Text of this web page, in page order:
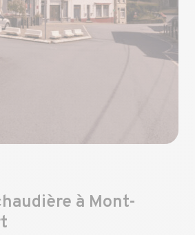
à Mont-